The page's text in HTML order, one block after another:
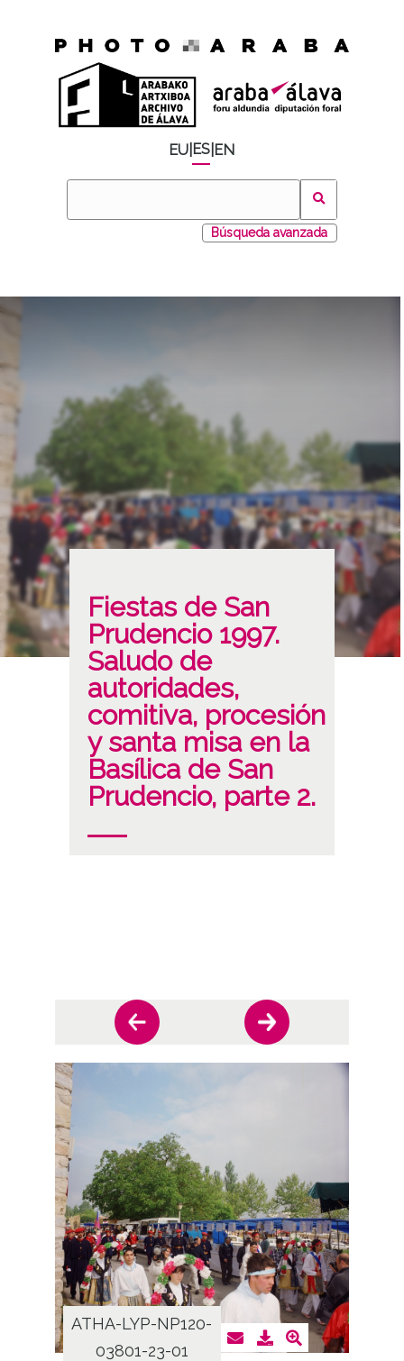
EU ES EN
Búsqueda avanzada
Fiestas de San
Prudencio 1997.
Saludo de
autoridades,
comitiva, procesión
y santa misa en la
Basílica de San
Prudencio, parte 2.
ATHA-LYP-NP120-
03801-23-01